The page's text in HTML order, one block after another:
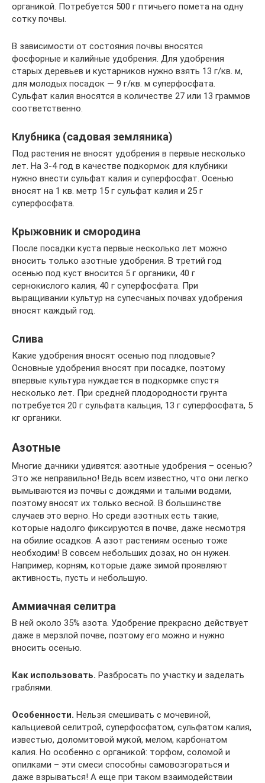
органикой. Потребуется 500 г птичьего помета на одну
сотку почвы.
В зависимости от состояния почвы вносятся
фосфорные и калийные удобрения. Для удобрения
старых деревьев и кустарников нужно взять 13 г/кв. м,
для молодых посадок — 9 г/кв. м суперфосфата.
Сульфат калия вносятся в количестве 27 или 13 граммов
соответственно.
Клубника (садовая земляника)
Под растения не вносят удобрения в первые несколько
лет. На 3-4 год в качестве подкормок для клубники
нужно внести сульфат калия и суперфосфат. Осенью
вносят на 1 кв. метр 15 г сульфат калия и 25 г
суперфосфата.
Крыжовник и смородина
После посадки куста первые несколько лет можно
вносить только азотные удобрения. В третий год
осенью под куст вносится 5 г органики, 40 г
сернокислого калия, 40 г суперфосфата. При
выращивании культур на супесчаных почвах удобрения
вносят каждый год.
Слива
Какие удобрения вносят осенью под плодовые?
Основные удобрения вносят при посадке, поэтому
впервые культура нуждается в подкормке спустя
несколько лет. При средней плодородности грунта
потребуется 20 г сульфата кальция, 13 г суперфосфата, 5
кг органики.
Азотные
Многие дачники удивятся: азотные удобрения – осенью?
Это же неправильно! Ведь всем известно, что они легко
вымываются из почвы с дождями и талыми водами,
поэтому вносят их только весной. В большинстве
случаев это верно. Но среди азотных есть такие,
которые надолго фиксируются в почве, даже несмотря
на обилие осадков. А азот растениям осенью тоже
необходим! В совсем небольших дозах, но он нужен.
Например, корням, которые даже зимой проявляют
активность, пусть и небольшую.
Аммиачная селитра
В ней около 35% азота. Удобрение прекрасно действует
даже в мерзлой почве, поэтому его можно и нужно
вносить осенью.
Как использовать. Разбросать по участку и заделать
граблями.
Особенности. Нельзя смешивать с мочевиной,
кальциевой селитрой, суперфосфатом, сульфатом калия,
известью, доломитовой мукой, мелом, карбонатом
калия. Но особенно с органикой: торфом, соломой и
опилками – эти смеси способны самовозгораться и
даже взрываться! А еще при таком взаимодействии